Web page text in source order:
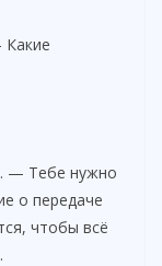
Какие
— Тебе нужно
о передаче
чтобы всё